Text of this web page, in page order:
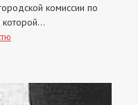
комиссии по